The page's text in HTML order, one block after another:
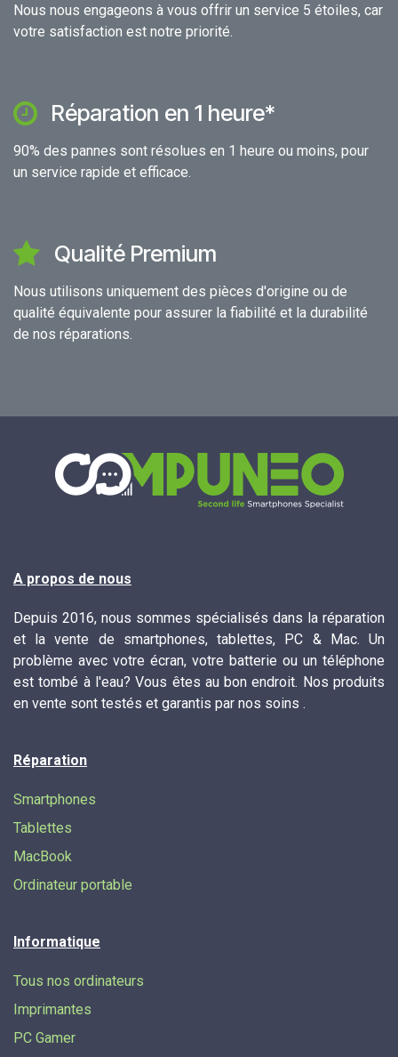
Nous nous engageons à vous offrir un service 5 étoiles, car
votre satisfaction est notre priorité.
Réparation en 1 heure*
90% des pannes sont résolues en 1 heure ou moins, pour
un service rapide et efficace.
Qualité Premium
Nous utilisons uniquement des pièces d'origine ou de
qualité équivalente pour assurer la fiabilité et la durabilité
de nos réparations.
A propos de nous
Depuis 2016, nous sommes spécialisés dans la réparation
et la vente de smartphones, tablettes, PC & Mac. Un
problème avec votre écran, votre batterie ou un téléphone
est tombé à l'eau? Vous êtes au bon endroit. Nos produits
en vente sont testés et garantis par nos soins .
Réparation
Smartphones
Tablettes
MacBook
Ordinateur portable
Informatique
Tous nos ordinateurs
Imprimantes
PC Gamer